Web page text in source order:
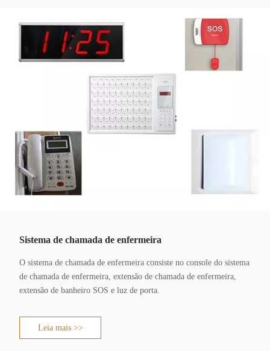
Sistema de chamada de enfermeira
O sistema de chamada de enfermeira consiste no console do sistema
de chamada de enfermeira, extensão de chamada de enfermeira,
extensão de banheiro SOS e luz de porta.
Leia mais >>